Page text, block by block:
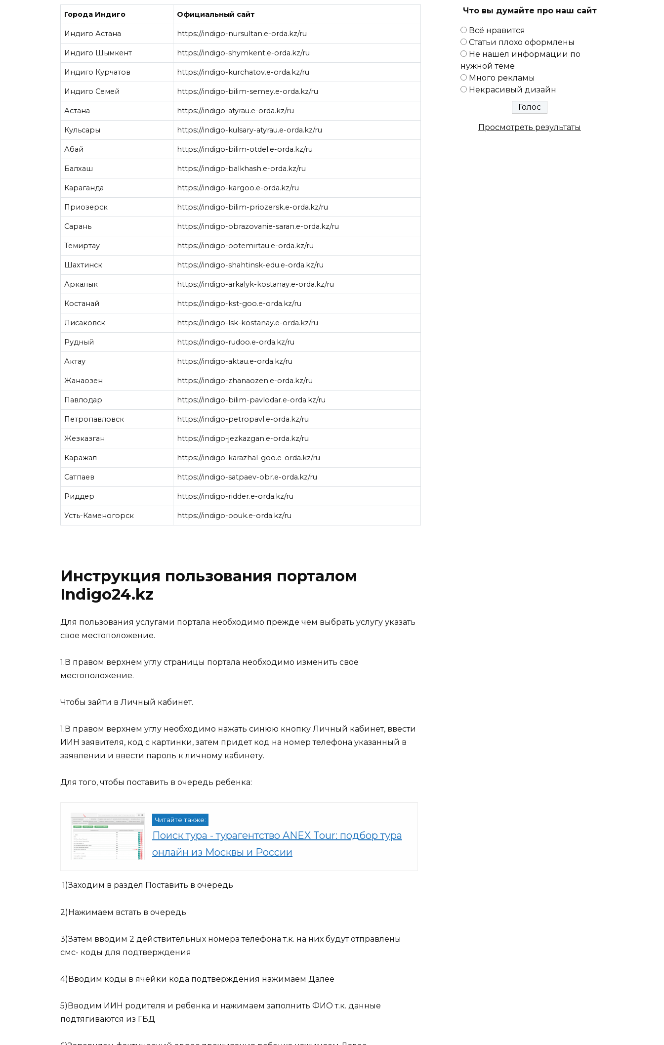
Города Индиго Официальный сайт
Индиго Астана https://indigo-nursultan.e-orda.kz/ru
Индиго Шымкент https://indigo-shymkent.e-orda.kz/ru
Индиго Курчатов https://indigo-kurchatov.e-orda.kz/ru
Индиго Семей https://indigo-bilim-semey.e-orda.kz/ru
Астана https://indigo-atyrau.e-orda.kz/ru
Кульсары https://indigo-kulsary-atyrau.e-orda.kz/ru
Абай https://indigo-bilim-otdel.e-orda.kz/ru
Балхаш https://indigo-balkhash.e-orda.kz/ru
Караганда https://indigo-kargoo.e-orda.kz/ru
Приозерск https://indigo-bilim-priozersk.e-orda.kz/ru
Сарань https://indigo-obrazovanie-saran.e-orda.kz/ru
Темиртау https://indigo-ootemirtau.e-orda.kz/ru
Шахтинск https://indigo-shahtinsk-edu.e-orda.kz/ru
Аркалык https://indigo-arkalyk-kostanay.e-orda.kz/ru
Костанай https://indigo-kst-goo.e-orda.kz/ru
Лисаковск https://indigo-lsk-kostanay.e-orda.kz/ru
Рудный https://indigo-rudoo.e-orda.kz/ru
Актау https://indigo-aktau.e-orda.kz/ru
Жанаозен https://indigo-zhanaozen.e-orda.kz/ru
Павлодар https://indigo-bilim-pavlodar.e-orda.kz/ru
Петропавловск https://indigo-petropavl.e-orda.kz/ru
Жезказган https://indigo-jezkazgan.e-orda.kz/ru
Каражал https://indigo-karazhal-goo.e-orda.kz/ru
Сатпаев https://indigo-satpaev-obr.e-orda.kz/ru
Риддер https://indigo-ridder.e-orda.kz/ru
Усть-Каменогорск https://indigo-oouk.e-orda.kz/ru
Инструкция пользования порталом
Indigo24.kz
Для пользования услугами портала необходимо прежде чем выбрать услугу указать
свое местоположение.
1.В правом верхнем углу страницы портала необходимо изменить свое
местоположение.
Чтобы зайти в Личный кабинет.
1.В правом верхнем углу необходимо нажать синюю кнопку Личный кабинет, ввести
ИИН заявителя, код с картинки, затем придет код на номер телефона указанный в
заявлении и ввести пароль к личному кабинету.
Для того, чтобы поставить в очередь ребенка:
Читайте также:
Поиск тура - турагентство ANEX Tour: подбор тура
онлайн из Москвы и России
1)Заходим в раздел Поставить в очередь
2)Нажимаем встать в очередь
3)Затем вводим 2 действительных номера телефона т.к. на них будут отправлены
смс- коды для подтверждения
4)Вводим коды в ячейки кода подтверждения нажимаем Далее
5)Вводим ИИН родителя и ребенка и нажимаем заполнить ФИО т.к. данные
подтягиваются из ГБД
Что вы думайте про наш сайт
Всё нравится
Статьи плохо оформлены
Не нашел информации по
нужной теме
Много рекламы
Некрасивый дизайн
Просмотреть результаты